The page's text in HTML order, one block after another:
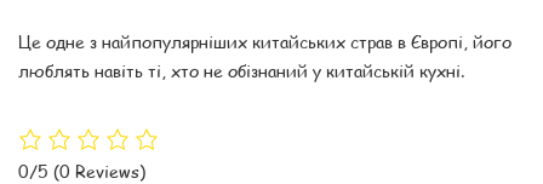
Це одне з найпопулярніших китайських страв в Європі, його
люблять навіть ті, хто не обізнаний у китайській кухні.
0/5 (0 Reviews)